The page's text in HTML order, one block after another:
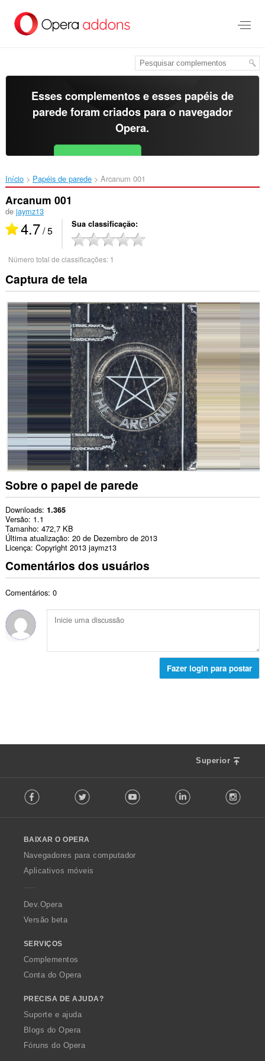
para
Esses complementos e esses papéis de
parede foram criados para o navegador
Opera.
Baixar o Opera Free for Android
Início Papéis de parede Arcanum 001‎
Arcanum 001
de jaymz13
4.7/ 5 Sua classificação
Número total de classificações: 1
Captura de tela
Sobre o papel de parede
Downloads 1.365
Versão 1.1
Tamanho 472,7 KB
Última atualização 20 de Dezembro de 2013
Licença Copyright 2013 jaymz13
Comentários dos usuários
Comentários: 0
Fazer login para postar
Superior
o
w
O
p
a
Facebook Twitter Youtube LinkedIn
BAIXAR O OPERA
Navegadores para computador
Aplicativos móveis
Dev.Opera
Versão beta
SERVIÇOS
Complementos
Conta do Opera
PRECISA DE AJUDA?
Suporte e ajuda
Blogs do Opera
Fóruns do Opera